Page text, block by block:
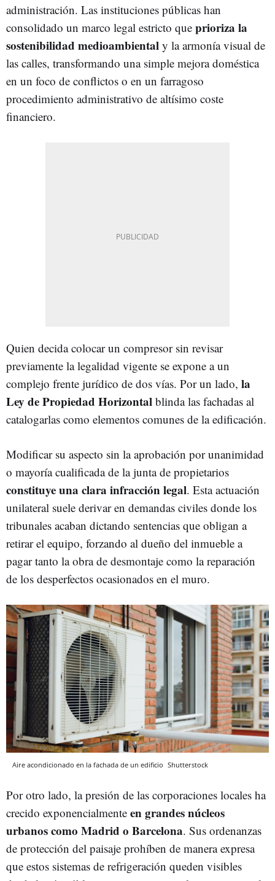
administración. Las instituciones públicas han
consolidado un marco legal estricto que prioriza la
sostenibilidad medioambiental y la armonía visual de
las calles, transformando una simple mejora doméstica
en un foco de conflictos o en un farragoso
procedimiento administrativo de altísimo coste
financiero.
Quien decida colocar un compresor sin revisar
previamente la legalidad vigente se expone a un
complejo frente jurídico de dos vías. Por un lado, la
Ley de Propiedad Horizontal blinda las fachadas al
catalogarlas como elementos comunes de la edificación.
Modificar su aspecto sin la aprobación por unanimidad
o mayoría cualificada de la junta de propietarios
constituye una clara infracción legal. Esta actuación
unilateral suele derivar en demandas civiles donde los
tribunales acaban dictando sentencias que obligan a
retirar el equipo, forzando al dueño del inmueble a
pagar tanto la obra de desmontaje como la reparación
de los desperfectos ocasionados en el muro.
Aire acondicionado en la fachada de un edificio Shutterstock
Por otro lado, la presión de las corporaciones locales ha
crecido exponencialmente en grandes núcleos
urbanos como Madrid o Barcelona. Sus ordenanzas
de protección del paisaje prohíben de manera expresa
que estos sistemas de refrigeración queden visibles